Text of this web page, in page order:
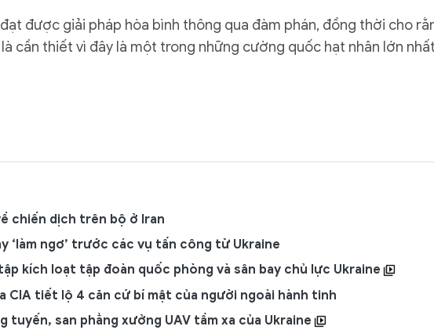
được giải pháp hòa bình thông qua đàm phán, đồng thời cho
cần thiết vì đây là một trong những cường quốc hạt nhân lớn
chiến dịch trên bộ ở Iran
‘làm ngơ’ trước các vụ tấn công từ Ukraine
kích loạt tập đoàn quốc phòng và sân bay chủ lực Ukraine
CIA tiết lộ 4 căn cứ bí mật của người ngoài hành tinh
tuyến, san phẳng xưởng UAV tầm xa của Ukraine